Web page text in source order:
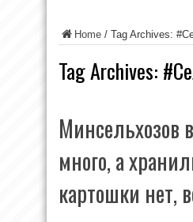
Home / Tag Archives:
Tag Archives:
Минсельхозов
много, а
картошки нет,